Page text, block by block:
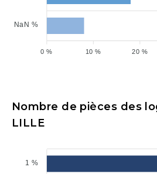
NaN %
20 %
10 %
0 %
Nombre de pièces des
LILLE
1 %